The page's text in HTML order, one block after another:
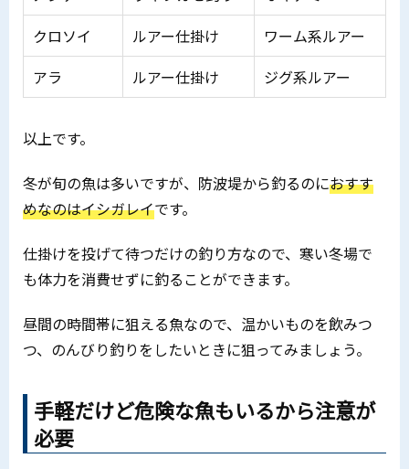
クロソイ
ルアー仕掛け
ワーム系ルアー
アラ
ルアー仕掛け ジグ系ルアー
以上です。
冬が旬の魚は多いですが、防波堤から釣るのにおすす
めなのはイシガレイです。
仕掛けを投げて待つだけの釣り方なので、寒い冬場で
も体力を消費せずに釣ることができます。
昼間の時間帯に狙える魚なので、温かいものを飲みつ
つ、のんびり釣りをしたいときに狙ってみましょう。
手軽だけど危険な魚もいるから注意が
必要